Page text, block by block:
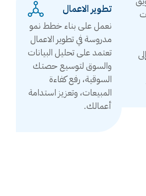
تطوير الاعمال
نعمل على بناء خطط نمو
مدروسة في تطوير الاعمال
تعتمد على تحليل البيانات
والسوق لتوسيع حصتك
السوقية، رفع كفاءة
المبيعات، وتعزيز استدامة
أعمالك.